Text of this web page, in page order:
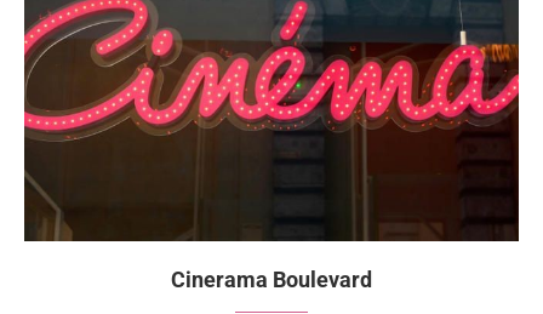
Cinerama Boulevard